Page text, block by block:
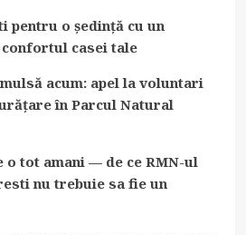
pentru o ședință cu un
casei tale
acum: apel la voluntari
în Parcul Natural
o tot amani — de ce RMN-ul
nu trebuie sa fie un